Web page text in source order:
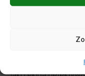
WSPÓLNIE